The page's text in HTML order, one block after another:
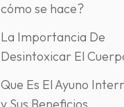
cómo se hace?
La Importancia De
Desintoxicar El
Que Es El Ayuno